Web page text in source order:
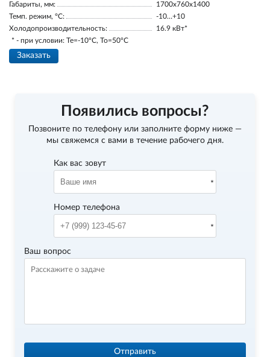
Габариты, мм:
1700х760х1400
Темп. режим, °С:
-10…+10
Холодопроизводительность:
16.9 кВт*
* - при условии: Te=-10ºC, To=50ºC
Заказать
Появились вопросы?
Позвоните по телефону или заполните форму ниже —
мы свяжемся с вами в течение рабочего дня.
Как вас зовут
Номер телефона
Ваш вопрос
Отправить